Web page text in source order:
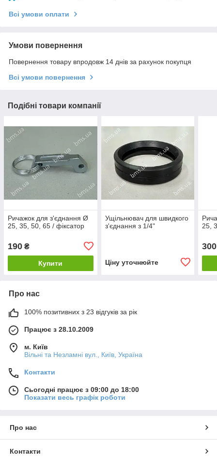
Всі умови оплати
Умови повернення
Повернення товару впродовж 14 днів за рахунок покупця
Всі умови повернення
Подібні товари компанії
Ричажок для з'єднання Ø
25, 35, 50, 65 / фіксатор
190 ₴
Купити
Ущільнювач для швидкого
з'єднання з 1/4"
Ціну уточнюйте
25,
300
Про нас
100% позитивних з 23 відгуків за рік
Працює з 28.10.2009
м. Київ
Вільні та Незламні вул., Київ, Україна
Контакти
Сьогодні працює з 09:00 до 18:00
Показати весь графік роботи
Про нас
Контакти